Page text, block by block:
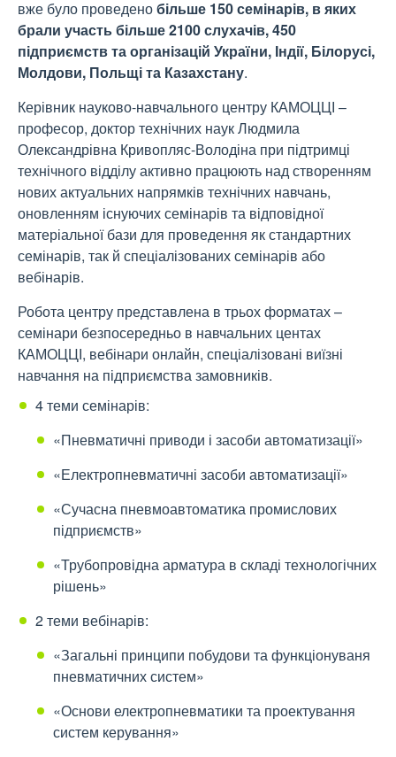
вже було проведенобільше 150 семінарів, в яких
брали участьбільше 2100 слухачів, 450
підприємств та організацій України, Індії, Білорусі,
Молдови, Польщі та Казахстану.
Керівник науково-навчального центру КАМОЦЦІ –
професор, доктор технічних наук Людмила
Олександрівна Кривопляс-Володіна при підтримці
технічного відділу активно працюють над створенням
нових актуальних напрямків технічних навчань,
оновленням існуючих семінарів та відповідної
матеріальної бази для проведення як стандартних
семінарів, так й спеціалізованих семінарів або
вебінарів.
Робота центру представлена в трьох форматах –
семінари безпосередньо в навчальних центах
КАМОЦЦІ, вебінари онлайн, спеціалізовані виїзні
навчання на підприємства замовників.
4 теми семінарів:
«Пневматичні приводи і засоби автоматизації»
«Електропневматичні засоби автоматизації»
«Сучасна пневмоавтоматика промислових
підприємств»
«Трубопровідна арматура в складі технологічних
рішень»
2 теми вебінарів:
«Загальні принципи побудови та функціонуваня
пневматичних систем»
«Основи електропневматики та проектування
систем керування»